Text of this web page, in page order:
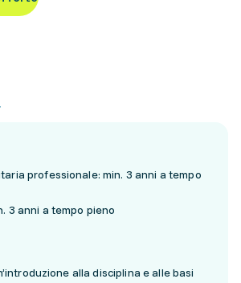
professionale: min. 3 anni a tempo
3 anni a tempo pieno
alla disciplina e alle basi